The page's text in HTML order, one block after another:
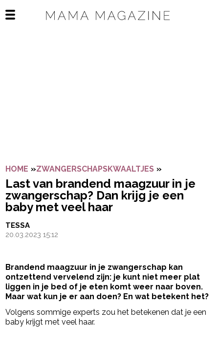
Open het mobiele menu
HOME »ZWANGERSCHAPSKWAALTJES »
Last van brandend maagzuur in je
zwangerschap? Dan krijg je een
baby met veel haar
TESSA
20.03.2023 15:12
Brandend maagzuur in je zwangerschap kan
ontzettend vervelend zijn: je kunt niet meer plat
liggen in je bed of je eten komt weer naar boven.
Maar wat kun je er aan doen? En wat betekent het?
Volgens sommige experts zou het betekenen dat je een
baby krijgt met veel haar.